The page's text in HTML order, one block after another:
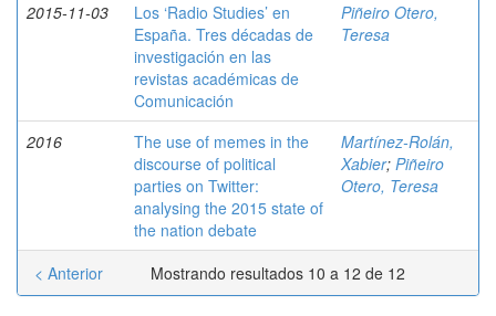
2015-11-03
Los ‘Radio Studies’ en
España. Tres décadas de
investigación en las
revistas académicas de
Comunicación
Piñeiro Otero,
Teresa
2016
The use of memes in the
discourse of political
parties on Twitter:
analysing the 2015 state of
the nation debate
Martínez-Rolán,
Xabier; Piñeiro
Otero, Teresa
Mostrando resultados 10 a 12 de 12
< Anterior